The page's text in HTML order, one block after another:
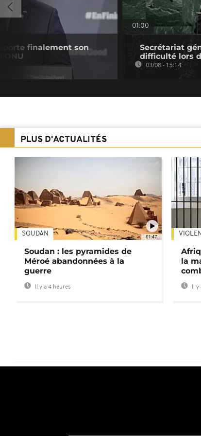
finalement son
01:00
Secrétariat
difficulté lors
03/08 - 15:14
PLUS D'ACTUALITÉS
01:47
SOUDAN
Soudan : les pyramides de
Méroé abandonnées à la
guerre
Il y a 4 heures
la
Il y